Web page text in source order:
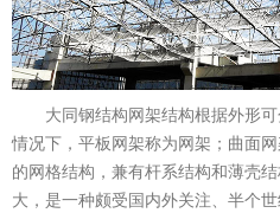
大同钢结构网架结构根据外形可
情况下，平板网架称为网架；曲面
的网格结构，兼有杆系结构和薄壳
大，是一种颇受国内外关注、半个